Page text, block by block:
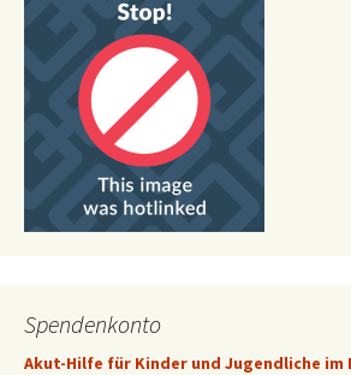
Spendenkonto
Akut-Hilfe für Kinder und Jugendliche im